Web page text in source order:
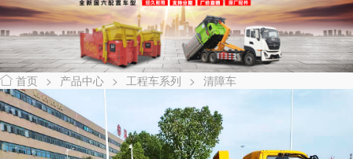
 首页 > 产品中心 > 工程车系列 > 清障车